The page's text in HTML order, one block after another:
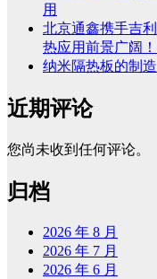
用
北京通鑫携手吉
热应用前景广阔！
纳米隔热板的制
近期评论
您尚未收到任何评论。
归档
2026 年 8 月
2026 年 7 月
2026 年 6 月